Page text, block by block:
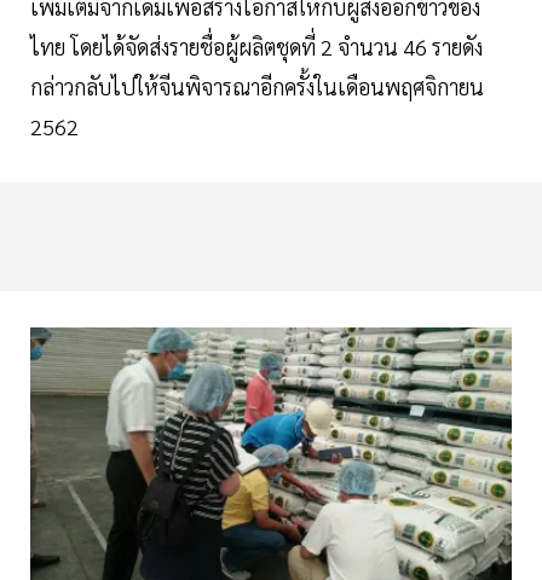
เพิ่มเติมจากเดิมเพื่อสร้างโอกาสให้กับผู้ส่งออกข้าวของ
ไทย โดยได้จัดส่งรายชื่อผู้ผลิตชุดที่ 2 จำนวน 46 รายดัง
กล่าวกลับไปให้จีนพิจารณาอีกครั้งในเดือนพฤศจิกายน
2562